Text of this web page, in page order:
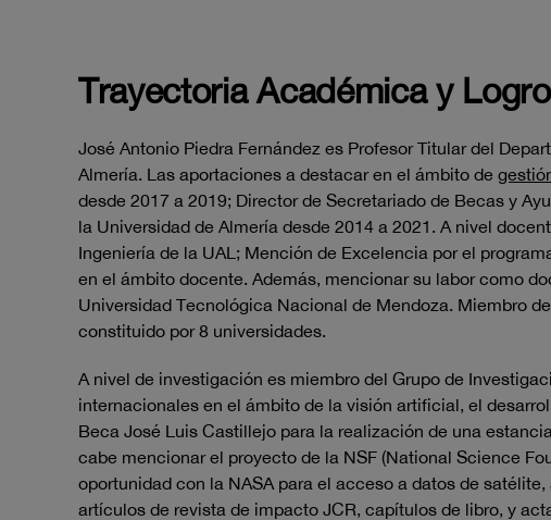
Trayectoria Académica y
José Antonio Piedra Fernández es Profesor Titular del
Almería. Las aportaciones a destacar en el ámbito de
desde 2017 a 2019; Director de Secretariado de Becas y
la Universidad de Almería desde 2014 a 2021. A nivel
Ingeniería de la UAL; Mención de Excelencia por el
en el ámbito docente. Además, mencionar su labor como
Universidad Tecnológica Nacional de Mendoza. Miembro
constituido por 8 universidades.
A nivel de investigación es miembro del Grupo de
internacionales en el ámbito de la visión artificial, el
Beca José Luis Castillejo para la realización de una
cabe mencionar el proyecto de la NSF (National Science
oportunidad con la NASA para el acceso a datos de
artículos de revista de impacto JCR, capítulos de libro, y